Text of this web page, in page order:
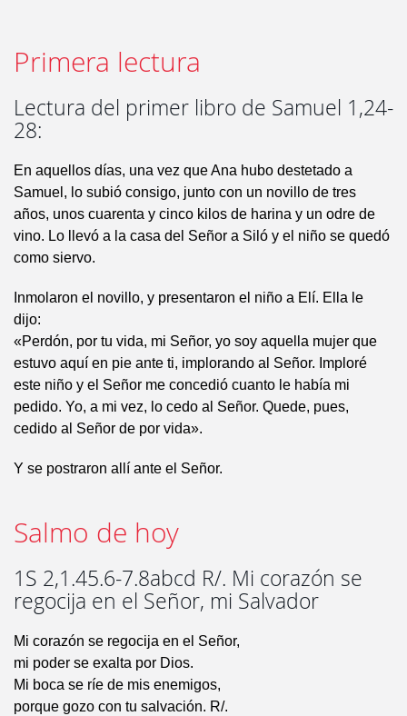
Primera lectura
Lectura del primer libro de Samuel 1,24-
28:
En aquellos días, una vez que Ana hubo destetado a
Samuel, lo subió consigo, junto con un novillo de tres
años, unos cuarenta y cinco kilos de harina y un odre de
vino. Lo llevó a la casa del Señor a Siló y el niño se quedó
como siervo.
Inmolaron el novillo, y presentaron el niño a Elí. Ella le
dijo:
«Perdón, por tu vida, mi Señor, yo soy aquella mujer que
estuvo aquí en pie ante ti, implorando al Señor. Imploré
este niño y el Señor me concedió cuanto le había mi
pedido. Yo, a mi vez, lo cedo al Señor. Quede, pues,
cedido al Señor de por vida».
Y se postraron allí ante el Señor.
Salmo de hoy
1S 2,1.45.6-7.8abcd R/. Mi corazón se
regocija en el Señor, mi Salvador
Mi corazón se regocija en el Señor,
mi poder se exalta por Dios.
Mi boca se ríe de mis enemigos,
porque gozo con tu salvación. R/.